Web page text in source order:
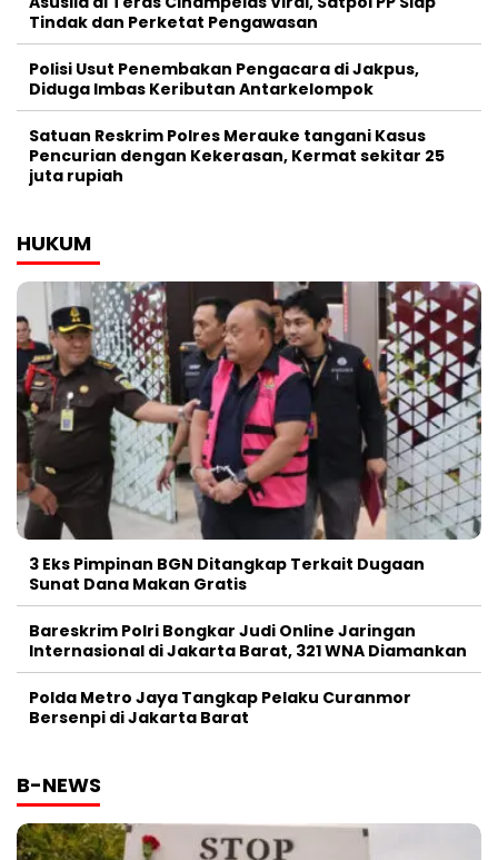
Tindak dan Perketat Pengawasan
Polisi Usut Penembakan Pengacara di Jakpus,
Diduga Imbas Keributan Antarkelompok
Satuan Reskrim Polres Merauke tangani Kasus
Pencurian dengan Kekerasan, Kermat sekitar 25
juta rupiah
HUKUM
3 Eks Pimpinan BGN Ditangkap Terkait Dugaan
Sunat Dana Makan Gratis
Bareskrim Polri Bongkar Judi Online Jaringan
Internasional di Jakarta Barat, 321 WNA Diamankan
Polda Metro Jaya Tangkap Pelaku Curanmor
Bersenpi di Jakarta Barat
B-NEWS